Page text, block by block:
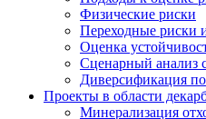
Физические риски
Переходные риски
Оценка
Сценарный анализ
Диверсификация
Проекты в области
Минерализация